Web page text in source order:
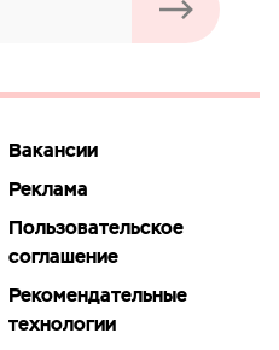
Вакансии
Реклама
Пользовательское
соглашение
Рекомендательные
технологии